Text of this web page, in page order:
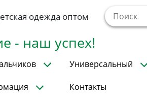
одежда оптом
- наш успех!
Универсальный
Контакты